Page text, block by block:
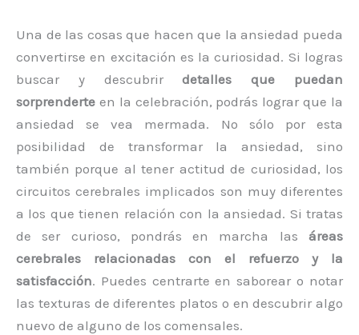
Una de las cosas que hacen que la ansiedad pueda
convertirse en excitación es la curiosidad. Si logras
buscar y descubrirdetalles que puedan
sorprenderte en la celebración, podrás lograr que la
ansiedad se vea mermada. No sólo por esta
posibilidad de transformar la ansiedad, sino
también porque al tener actitud de curiosidad, los
circuitos cerebrales implicados son muy diferentes
a los que tienen relación con la ansiedad. Si tratas
de ser curioso, pondrás en marcha las áreas
cerebrales relacionadas con el refuerzo y la
satisfacción. Puedes centrarte en saborear o notar
las texturas de diferentes platos o en descubrir algo
nuevo de alguno de los comensales.